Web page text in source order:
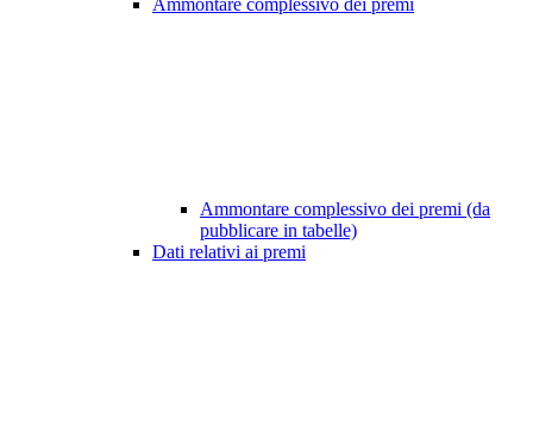
Ammontare complessivo dei premi
Ammontare complessivo dei premi (da
pubblicare in tabelle)
Dati relativi ai premi